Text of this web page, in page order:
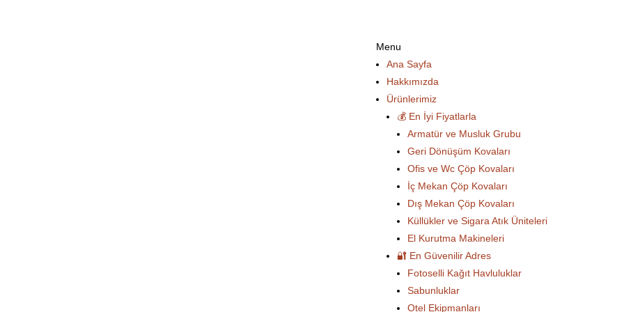
Menu
Ana Sayfa
Hakkımızda
Ürünlerimiz
💰 En İyi Fiyatlarla
Armatür ve Musluk Grubu
Geri Dönüşüm Kovaları
Ofis ve Wc Çöp Kovaları
İç Mekan Çöp Kovaları
Dış Mekan Çöp Kovaları
Küllükler ve Sigara Atık Üniteleri
El Kurutma Makineleri
🔐 En Güvenilir Adres
Fotoselli Kağıt Havluluklar
Sabunluklar
Otel Ekipmanları